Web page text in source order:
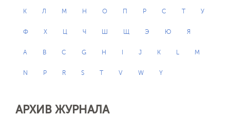
К Л М Н О П Р С Т У
Ф Х Ц Ч Ш Щ Э Ю Я
A B C G H I J K L M
N P R S T V W Y
АРХИВ ЖУРНАЛА